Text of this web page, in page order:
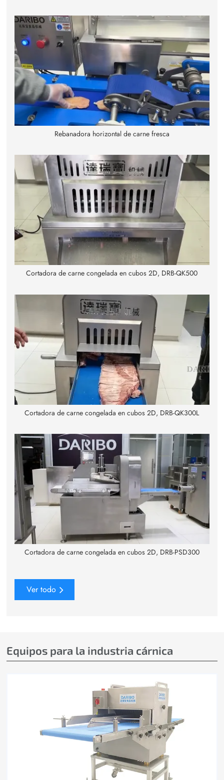
Rebanadora horizontal de carne fresca
Cortadora de carne congelada en cubos 2D, DRB-QK500
Cortadora de carne congelada en cubos 2D, DRB-QK300L
Cortadora de carne congelada en cubos 2D, DRB-PSD300
Ver todo
Equipos para la industria cárnica